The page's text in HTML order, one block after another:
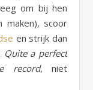
om bij hen
scoor
en strijk dan
Quite a perfect
record, niet